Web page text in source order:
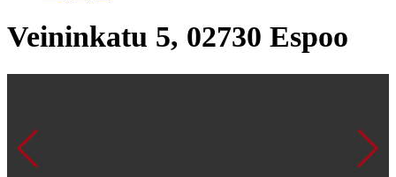
Veininkatu 5, 02730 Espoo